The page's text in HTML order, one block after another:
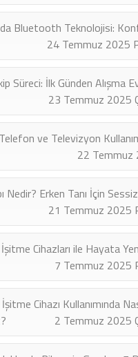
Bluetooth Teknolojisi:
24 Temmuz 2025
Süreci: İlk Günden Alışma
23 Temmuz 2025
ve Televizyon
22 Temmuz
Nedir? Erken Tanı İçin Sessiz
21 Temmuz 2025
Cihazları ile Hayata
7 Temmuz 2025
Cihazı Kullanımında
2 Temmuz 2025